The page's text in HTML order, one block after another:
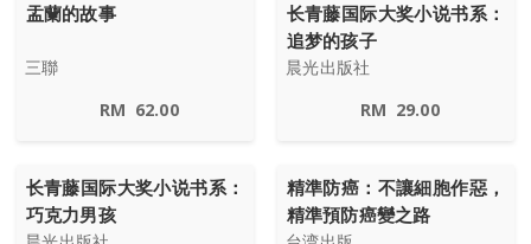
盂蘭的故事
三聯
RM 62.00
长青藤国际大奖小说书系：
追梦的孩子
晨光出版社
RM 29.00
长青藤国际大奖小说书系：
巧克力男孩
精準防癌：不讓細胞作惡，
精準預防癌變之路